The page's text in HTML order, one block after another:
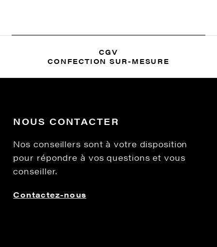
CGV
CONFECTION SUR-MESURE
NOUS CONTACTER
Nos conseillers sont à votre disposition
pour répondre à vos questions et vous
conseiller.
Contactez-nous